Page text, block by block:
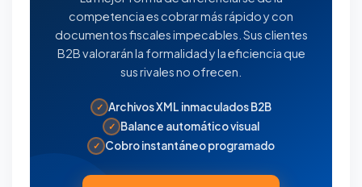
competencia es cobrar más rápido y con
documentos fiscales impecables. Sus clientes
B2B valorarán la formalidad y la eficiencia que
sus rivales no ofrecen.
✓ Archivos XML inmaculados B2B
✓ Balance automático visual
✓ Cobro instantáneo programado